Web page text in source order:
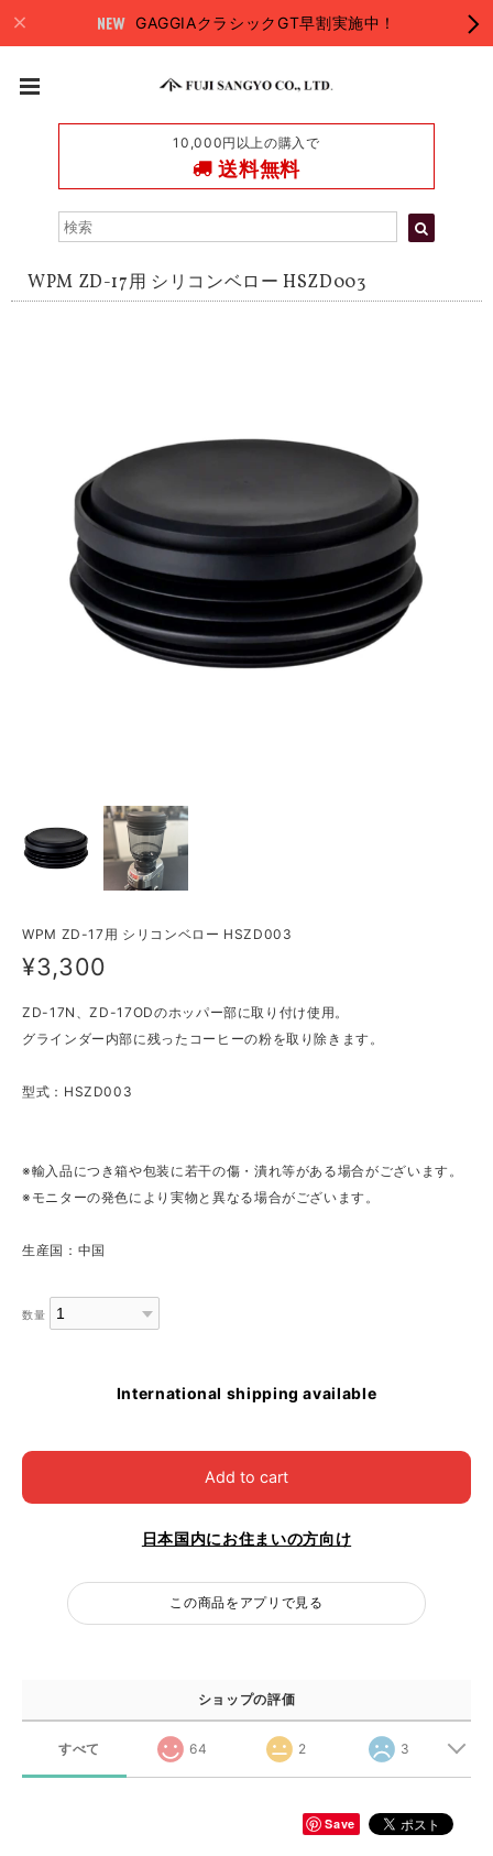
GAGGIAクラシックGT早割実施中！
10,000円以上の購入で
送料無料
WPM ZD-17用 シリコンベロー HSZD003
WPM ZD-17用 シリコンベロー HSZD003
¥3,300
ZD-17N、ZD-17ODのホッパー部に取り付け使用。
グラインダー内部に残ったコーヒーの粉を取り除きます。
型式：HSZD003
※輸入品につき箱や包装に若干の傷・潰れ等がある場合がございます。
※モニターの発色により実物と異なる場合がございます。
生産国：中国
数量
International shipping available
Add to cart
日本国内にお住まいの方向け
この商品をアプリで見る
ショップの評価
すべて 64 2 3
Save